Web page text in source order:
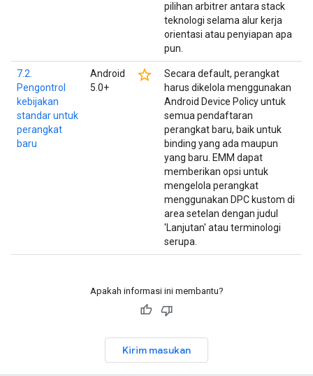
pilihan arbitrer antara stack
teknologi selama alur kerja
orientasi atau penyiapan apa
pun.
7.2.
Pengontrol
kebijakan
standar untuk
perangkat
baru
Android
5.0+
star_border
Secara default, perangkat
harus dikelola menggunakan
Android Device Policy untuk
semua pendaftaran
perangkat baru, baik untuk
binding yang ada maupun
yang baru. EMM dapat
memberikan opsi untuk
mengelola perangkat
menggunakan DPC kustom di
area setelan dengan judul
'Lanjutan' atau terminologi
serupa.
Apakah informasi ini membantu?
Kirim masukan